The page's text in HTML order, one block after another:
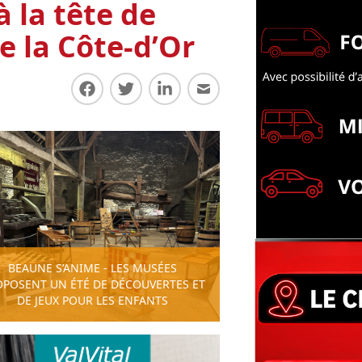
la tête de
la Côte-d’Or
Partager sur Facebook
Partager sur Twitter
Partager sur LinkedIn
Partager par E-mail
BEAUNE S’ANIME - LES MUSÉES
UN ÉTÉ DE DÉCOUVERTES ET
DE JEUX POUR LES ENFANTS